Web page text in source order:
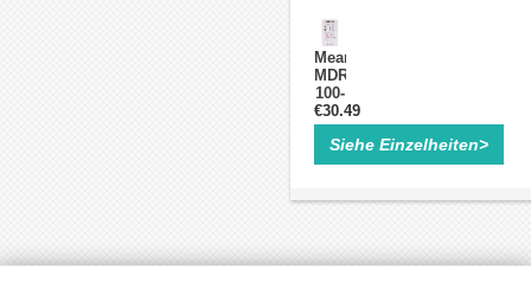
Meanwell
MDR-
100-
24
100
W
24
4 A
DIN-
Schienen-
€30.49
Siehe Einzelheiten>